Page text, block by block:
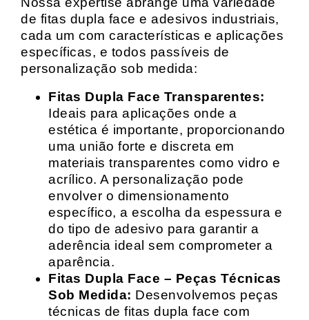
de fitas dupla face e adesivos industriais,
cada um com características e aplicações
específicas, e todos passíveis de
personalização sob medida:
Fitas Dupla Face Transparentes:
Ideais para aplicações onde a
estética é importante, proporcionando
uma união forte e discreta em
materiais transparentes como vidro e
acrílico. A personalização pode
envolver o dimensionamento
específico, a escolha da espessura e
do tipo de adesivo para garantir a
aderência ideal sem comprometer a
aparência.
Fitas Dupla Face – Peças Técnicas
Sob Medida: Desenvolvemos peças
técnicas de fitas dupla face com